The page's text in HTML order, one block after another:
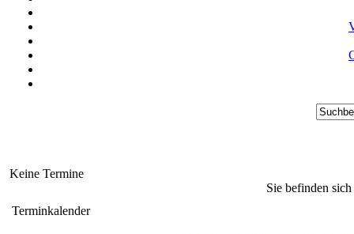
Keine Termine
Sie befinden
Terminkalender